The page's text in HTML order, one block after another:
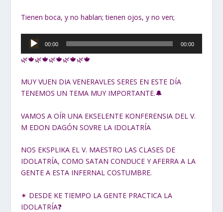
Tienen boca, y no hablan; tienen ojos, y no ven;
Reproductor
audio
00:00 00:00
🌿🍁🌿🍁🌿🍁🌿🍁🌿🍁
MUY VUEN DIA VENERAVLES SERES EN ESTE DÍA
TENEMOS UN TEMA MUY IMPORTANTE.🔔
VAMOS A OÍR UNA EKSELENTE KONFERENSIA DEL V.
M EDON DAGÓN SOVRE LA IDOLATRÍA
NOS EKSPLIKA EL V. MAESTRO LAS CLASES DE
IDOLATRÍA, COMO SATAN CONDUCE Y AFERRA A LA
GENTE A ESTA INFERNAL COSTUMBRE.
✴ DESDE KE TIEMPO LA GENTE PRACTICA LA
IDOLATRÍA❓